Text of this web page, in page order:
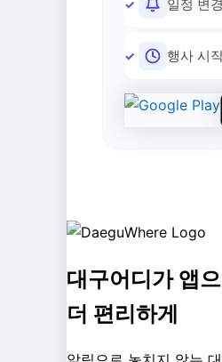
일정 변
행사 시
대구어디가 앱
더 편리하게